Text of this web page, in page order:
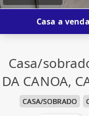
Casa a
Casa/
DA CANOA,
CASA/SOBRADO